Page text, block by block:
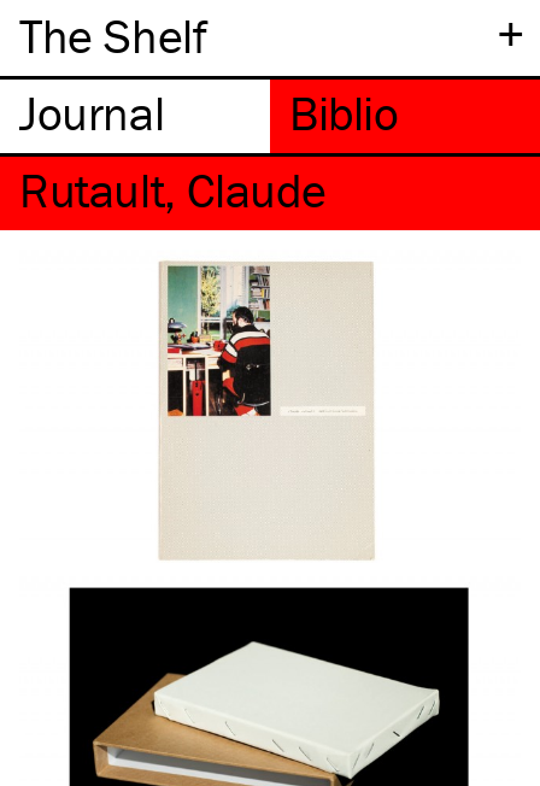
+
The Shelf
Rutault, Claude